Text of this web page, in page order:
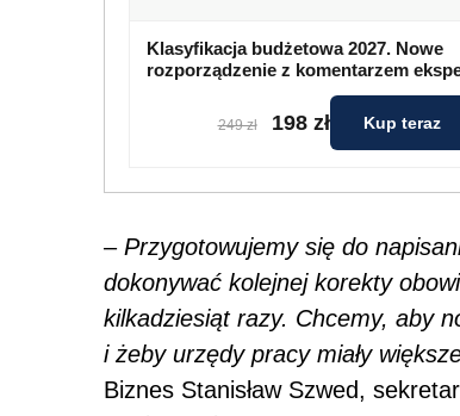
Klasyfikacja budżetowa 2027. Nowe
rozporządzenie z komentarzem
249 zł 198 zł Kup teraz
– Przygotowujemy się do
dokonywać kolejnej korekty
kilkadziesiąt razy. Chcemy, aby
i żeby urzędy pracy miały
Biznes Stanisław Szwed,